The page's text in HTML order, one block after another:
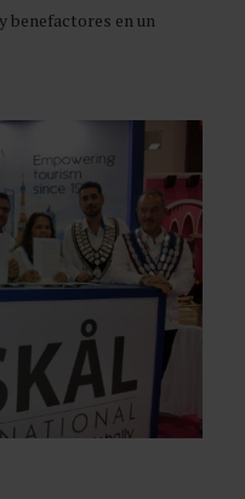
benefactores en un